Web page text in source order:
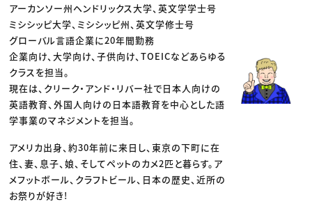
アーカンソー州ヘンドリックス大学、英文学学士号
ミシシッピ大学、ミシシッピ州、英文学修士号
グローバル言語企業に20年間勤務
企業向け、大学向け、子供向け、TOEICなどあらゆる
クラスを担当。
現在は、クリーク・アンド・リバー社で日本人向けの
英語教育、外国人向けの日本語教育を中心とした語
学事業のマネジメントを担当。
アメリカ出身、約30年前に来日し、東京の下町に在
住、妻、息子、娘、そしてペットのカメ2匹と暮らす。ア
メフットボール、クラフトビール、日本の歴史、近所の
お祭りが好き!